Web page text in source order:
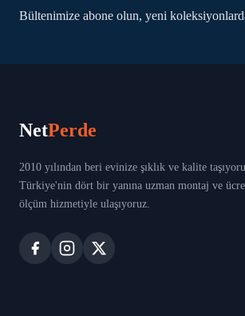
Bültenimize abone olun, yeni
NetPerde
2010 yılından beri evinize şıklık ve kalite
Türkiye'nin dört bir yanına uzman montaj ve
ölçüm hizmetiyle ulaşıyoruz.